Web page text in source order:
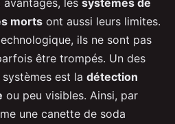
morts ont aussi leurs limites.
ils ne sont pas
être trompés. Un des
est la détection
ou peu visibles. Ainsi, par
une canette de soda